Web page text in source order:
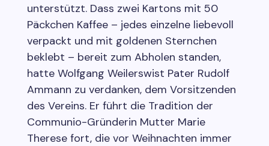
unterstützt. Dass zwei Kartons mit 50
Päckchen Kaffee – jedes einzelne liebevoll
verpackt und mit goldenen Sternchen
beklebt – bereit zum Abholen standen,
hatte Wolfgang Weilerswist Pater Rudolf
Ammann zu verdanken, dem Vorsitzenden
des Vereins. Er führt die Tradition der
Communio-Gründerin Mutter Marie
Therese fort, die vor Weihnachten immer